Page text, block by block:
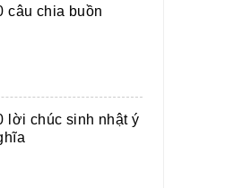
câu chia buồn
lời chúc sinh nhật ý